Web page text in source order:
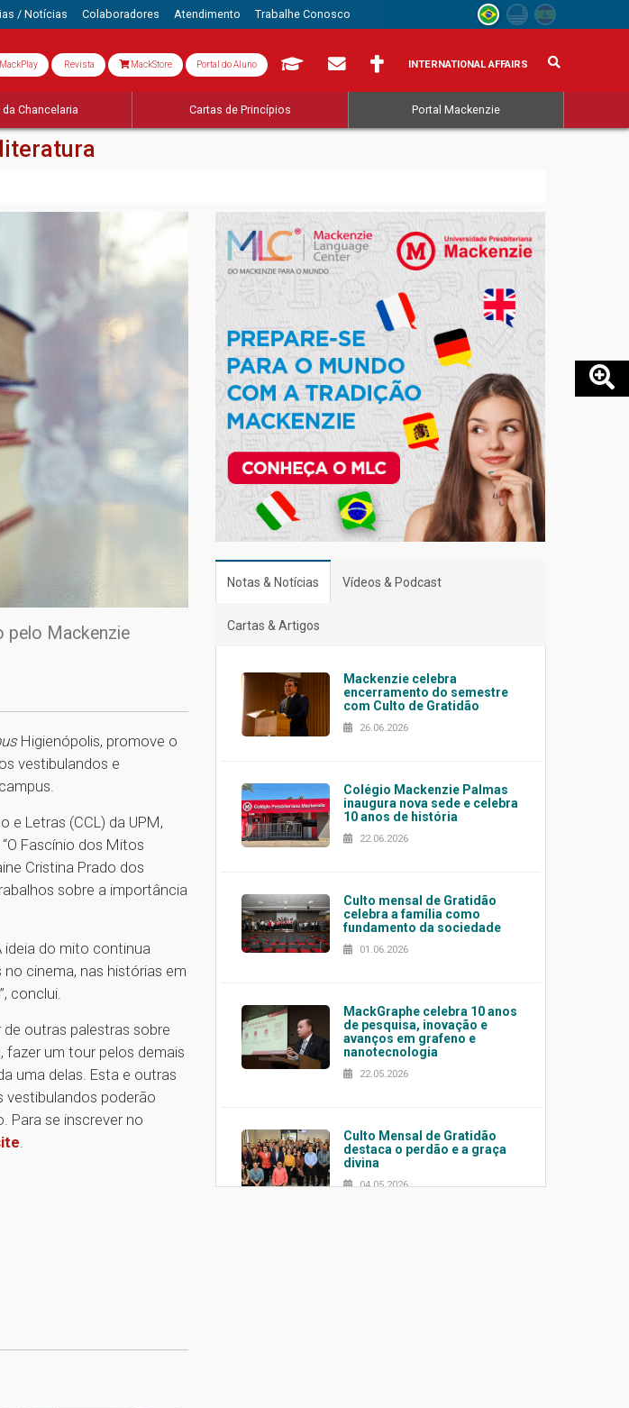
/ Notícias Colaboradores Atendimento Trabalhe Conosco
MackPlay Revista MackStore Portal do Aluno INTERNATIONAL AFFAIRS
Chancelaria Cartas de Princípios Portal Mackenzie
pelo Mackenzie
Higienópolis, promove o
vestibulandos e
e Letras (CCL) da UPM,
Fascínio dos Mitos
Cristina Prado dos
sobre a importância
ideia do mito continua
cinema, nas histórias em
conclui.
outras palestras sobre
fazer um tour pelos demais
uma delas. Esta e outras
vestibulandos poderão
Para se inscrever no
Notas & Notícias Vídeos & Podcast
Cartas & Artigos
Mackenzie celebra
encerramento do semestre
com Culto de Gratidão
26.06.2026
Colégio Mackenzie Palmas
inaugura nova sede e celebra
10 anos de história
22.06.2026
Culto mensal de Gratidão
celebra a família como
fundamento da sociedade
01.06.2026
MackGraphe celebra 10 anos
de pesquisa, inovação e
avanços em grafeno e
nanotecnologia
22.05.2026
Culto Mensal de Gratidão
destaca o perdão e a graça
divina
04.05.2026